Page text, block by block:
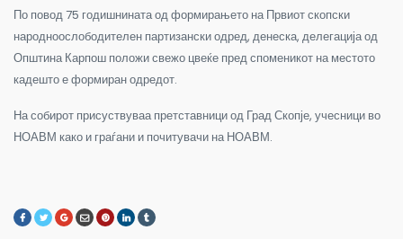
По повод 75 годишнината од формирањето на Првиот скопски
народноослободителен партизански одред, денеска, делегација од
Општина Карпош положи свежо цвеќе пред споменикот на местото
кадешто е формиран одредот.
На собирот присуствуваа претставници од Град Скопје, учесници во
НОАВМ како и граѓани и почитувачи на НОАВМ.